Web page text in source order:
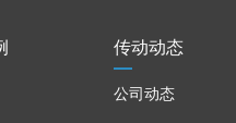
传动动态
公司动态